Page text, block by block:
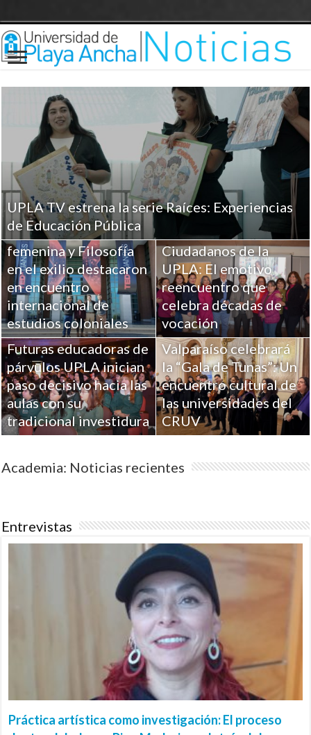
UPLA TV estrena la serie Raíces: Experiencias
de Educación Pública
Investigaciones UPLA
sobre Religiosidad
femenina y Filosofía
en el exilio destacaron
en encuentro
internacional de
estudios coloniales
Ciudadanos de la
UPLA: El emotivo
reencuentro que
celebra décadas de
vocación
Futuras educadoras de
párvulos UPLA inician
paso decisivo hacia las
aulas con su
tradicional investidura
Valparaíso celebrará
la “Gala de Tunas”: Un
encuentro cultural de
las universidades del
CRUV
Academia: Noticias recientes
Entrevistas
Práctica artística como investigación: El proceso